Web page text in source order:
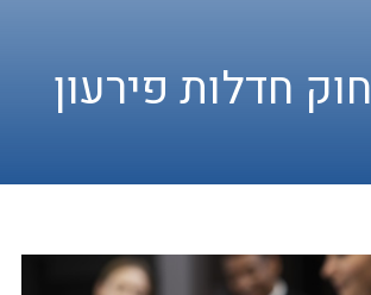
חוק חדלות פירעון